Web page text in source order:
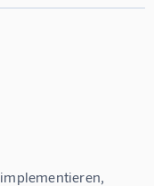
implementieren,